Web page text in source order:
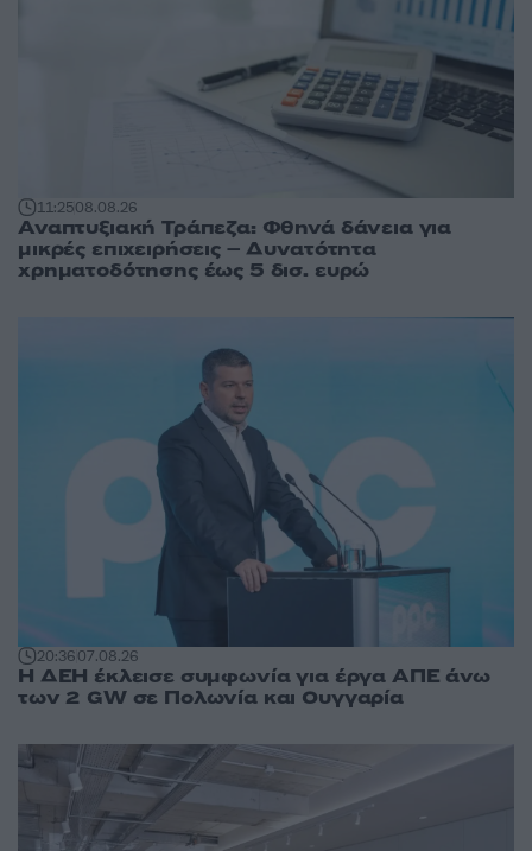
11:2508.08.26
Αναπτυξιακή Τράπεζα: Φθηνά δάνεια για
μικρές επιχειρήσεις – Δυνατότητα
χρηματοδότησης έως 5 δισ. ευρώ
20:3607.08.26
Η ΔΕΗ έκλεισε συμφωνία για έργα ΑΠΕ άνω
των 2 GW σε Πολωνία και Ουγγαρία